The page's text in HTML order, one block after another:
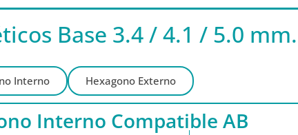
Base 3.4 / 4.1 / 5.0 mm.
Interno Hexagono Externo
Interno Compatible AB